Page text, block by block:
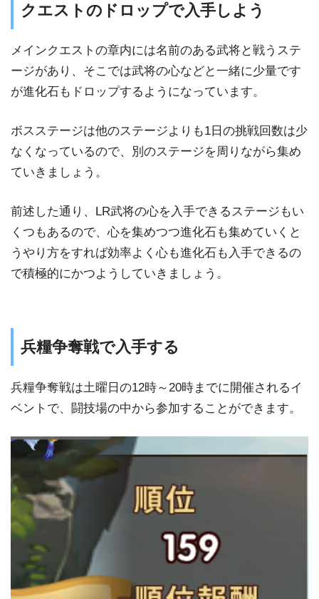
クエストのドロップで入手しよう
メインクエストの章内には名前のある武将と戦うステ
ージがあり、そこでは武将の心などと一緒に少量です
が進化石もドロップするようになっています。
ボスステージは他のステージよりも1日の挑戦回数は少
なくなっているので、別のステージを周りながら集め
ていきましょう。
前述した通り、LR武将の心を入手できるステージもい
くつもあるので、心を集めつつ進化石も集めていくと
うやり方をすれば効率よく心も進化石も入手できるの
で積極的にかつようしていきましょう。
兵糧争奪戦で入手する
兵糧争奪戦は土曜日の12時～20時までに開催されるイ
ベントで、闘技場の中から参加することができます。